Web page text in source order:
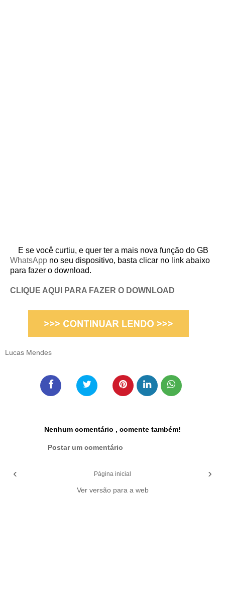
E se você curtiu, e quer ter a mais nova função do GB
WhatsApp no seu dispositivo, basta clicar no link abaixo
para fazer o download.
CLIQUE AQUI PARA FAZER O DOWNLOAD
Lucas Mendes
Nenhum comentário , comente também!
Postar um comentário
‹ ›
Página inicial
Ver versão para a web